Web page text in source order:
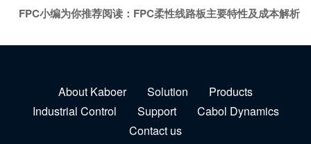
FPC小编为你推荐阅读： FPC柔性线路板主要特性及成本解析
About Kaboer Solution
Products
Industrial Control
Support
Cabol Dynamics
Contact us